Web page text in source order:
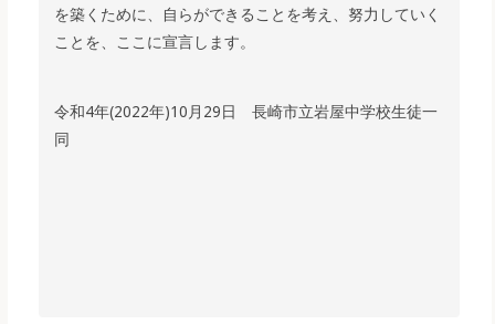
を築くために、自らができることを考え、努力していく
ことを、ここに宣言します。
令和4年(2022年)10月29日 長崎市立岩屋中学校生徒一
同